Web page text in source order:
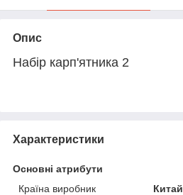
Опис
Набір карп'ятника 2
Характеристики
Основні атрибути
Країна виробник
Китай